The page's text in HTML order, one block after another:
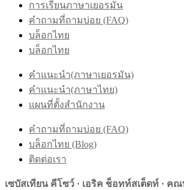
การเรียนภาษาเยอรมัน
คำถามที่ถามบ่อย (FAQ)
บล็อกไทย
บล็อกไทย
คำแนะนำ(ภาษาเยอรมัน)
คำแนะนำ(ภาษาไทย)
แผนที่ตั้งสำนักงาน
คำถามที่ถามบ่อย (FAQ)
บล็อกไทย (Blog)
ติดต่อเรา
เซบัสเทียน คีโซว์ · เอริค ช็อทท์สเต็ดท์ · ค